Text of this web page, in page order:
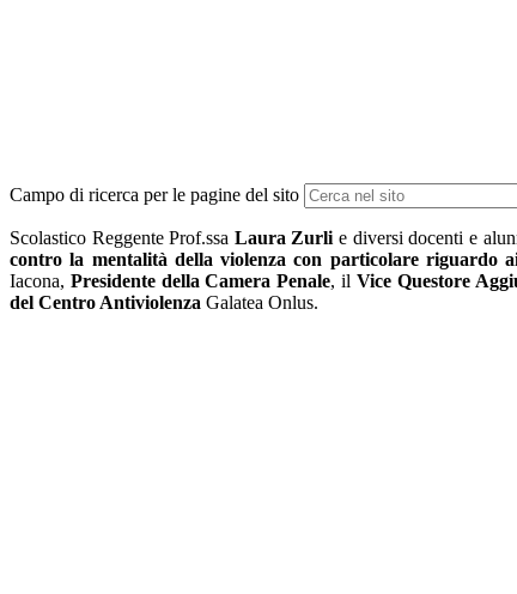
Campo di ricerca per le pagine del sito
Scolastico Reggente Prof.ssa Laura Zurli e diversi docenti e
contro la mentalità della violenza con particolare riguardo
Iacona, Presidente della Camera Penale, il Vice Questore
del Centro Antiviolenza Galatea Onlus.